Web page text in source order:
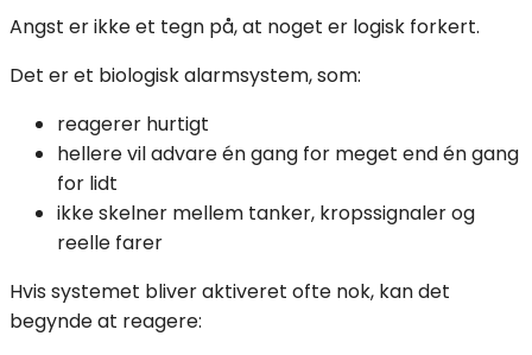
Angst er ikke et tegn på, at noget er logisk forkert.
Det er et biologisk alarmsystem, som:
reagerer hurtigt
hellere vil advare én gang for meget end én gang
for lidt
ikke skelner mellem tanker, kropssignaler og
reelle farer
Hvis systemet bliver aktiveret ofte nok, kan det
begynde at reagere: